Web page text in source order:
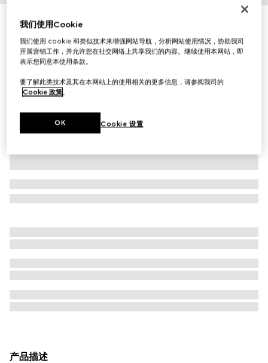
罗纹针织羊毛帽子
£235
相关款式灰色
产品描述
我们使用Cookie
我们使用 cookie 和类似技术来增强网站导航，分析网站使用情况，协助我司
开展营销工作，并允许您在社交网络上共享我们的内容。继续使用本网站，即
表示您同意本使用条款。
要了解此类技术及其在本网站上的使用相关的更多信息，请参阅我司的
Cookie 政策。
Cookie 设置
OK